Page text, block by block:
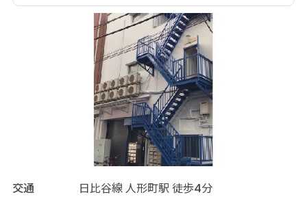
交通
日比谷線 人形町駅 徒歩4分